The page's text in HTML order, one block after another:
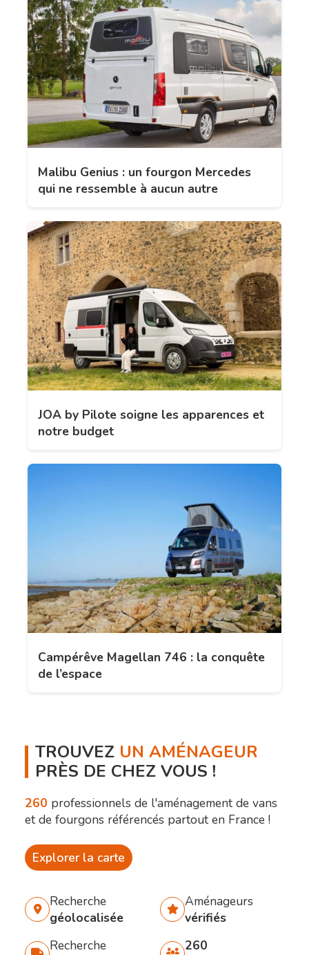
Malibu Genius : un fourgon Mercedes
qui ne ressemble à aucun autre
JOA by Pilote soigne les apparences et
notre budget
Campérêve Magellan 746 : la conquête
de l’espace
TROUVEZ UN AMÉNAGEUR
PRÈS DE CHEZ VOUS !
260 professionnels de l'aménagement de vans
et de fourgons référencés partout en France !
Explorer la carte
Recherche
géolocalisée
Aménageurs
vérifiés
Recherche
260